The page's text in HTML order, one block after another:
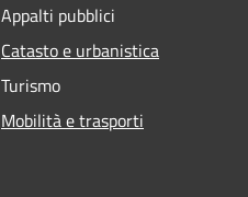
Appalti pubblici
Catasto e urbanistica
Turismo
Mobilità e trasporti